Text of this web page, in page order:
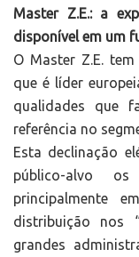
Master Z.E.: a
disponível em um
O Master Z.E.
que é líder
qualidades que
referência no
Esta declinação
público-alvo
principalmente
distribuição nos
grandes